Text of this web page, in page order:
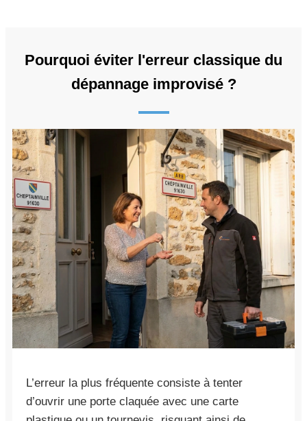
Pourquoi éviter l'erreur classique du
dépannage improvisé ?
L’erreur la plus fréquente consiste à tenter
d’ouvrir une porte claquée avec une carte